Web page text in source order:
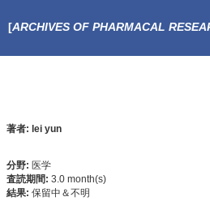
[ARCHIVES OF PHARMACAL
著者: lei yun
分野: 医学
査読期間: 3.0 month(s)
結果: 保留中＆不明